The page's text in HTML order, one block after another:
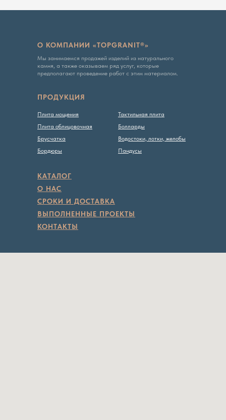
О КОМПАНИИ «TOPGRANIT®»
Мы занимаемся продажей изделий из натурального
камня, а также оказываем ряд услуг, которые
предполагают проведение работ с этим материалом.
Тактильная плита
Болларды
Водостоки, лотки, желобы
Пандусы
КАТАЛОГ
О НАС
СРОКИ И ДОСТАВКА
ВЫПОЛНЕННЫЕ ПРОЕКТЫ
КОНТАКТЫ
ПРОДУКЦИЯ
Плита мощения
Плита облицовочная
Брусчатка
Бордюры
Вся представленная на сайте информация, касающаяся
технических характеристик, наличия на складе, стоимости